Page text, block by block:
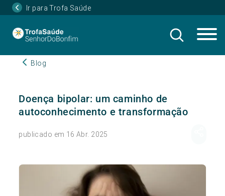
Ir para Trofa Saúde
Blog
Doença bipolar: um caminho de
autoconhecimento e transformação
publicado em 16 Abr. 2025